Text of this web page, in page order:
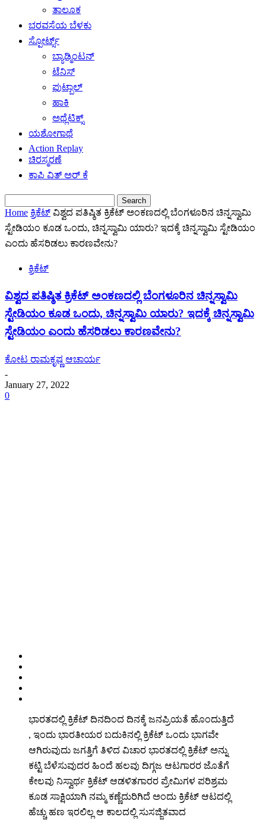
ತಾಲೂಕ
ಭರವಸೆಯ ಬೆಳಕು
ಸ್ಪೋರ್ಟ್ಸ್
ಬ್ಯಾಡ್ಮಿಂಟನ್
ಟೆನಿಸ್
ಫುಟ್ಬಾಲ್
ಹಾಕಿ
ಅಥ್ಲೆಟಿಕ್ಸ್
ಯಶೋಗಾಥೆ
Action Replay
ಚಿರಸ್ಮರಣೆ
ಕಾಫಿ ವಿತ್ ಅರ್ ಕೆ
Home ಕ್ರಿಕೆಟ್ ವಿಶ್ವದ ಪತಿಷ್ಠಿತ ಕ್ರಿಕೆಟ್ ಅಂಕಣದಲ್ಲಿ ಬೆಂಗಳೂರಿನ ಚಿನ್ನಸ್ವಾಮಿ
ಸ್ಟೇಡಿಯಂ ಕೂಡ ಒಂದು, ಚಿನ್ನಸ್ವಾಮಿ ಯಾರು? ಇದಕ್ಕೆ ಚಿನ್ನಸ್ವಾಮಿ ಸ್ಟೇಡಿಯಂ
ಎಂದು ಹೆಸರಿಡಲು ಕಾರಣವೇನು?
ಕ್ರಿಕೆಟ್
ವಿಶ್ವದ ಪತಿಷ್ಠಿತ ಕ್ರಿಕೆಟ್ ಅಂಕಣದಲ್ಲಿ ಬೆಂಗಳೂರಿನ ಚಿನ್ನಸ್ವಾಮಿ
ಸ್ಟೇಡಿಯಂ ಕೂಡ ಒಂದು, ಚಿನ್ನಸ್ವಾಮಿ ಯಾರು? ಇದಕ್ಕೆ ಚಿನ್ನಸ್ವಾಮಿ
ಸ್ಟೇಡಿಯಂ ಎಂದು ಹೆಸರಿಡಲು ಕಾರಣವೇನು?
ಕೋಟ ರಾಮಕೃಷ್ಣ ಆಚಾರ್ಯ
-
January 27, 2022
0
ಭಾರತದಲ್ಲಿ ಕ್ರಿಕೆಟ್ ದಿನದಿಂದ ದಿನಕ್ಕೆ ಜನಪ್ರಿಯತೆ ಹೊಂದುತ್ತಿದೆ
, ಇಂದು ಭಾರತೀಯರ ಬದುಕಿನಲ್ಲಿ ಕ್ರಿಕೆಟ್ ಒಂದು ಭಾಗವೇ
ಆಗಿರುವುದು ಜಗತ್ತಿಗೆ ತಿಳಿದ ವಿಚಾರ ಭಾರತದಲ್ಲಿ ಕ್ರಿಕೆಟ್ ಅನ್ನು
ಕಟ್ಟಿ ಬೆಳೆಸುವುದರ ಹಿಂದೆ ಹಲವು ದಿಗ್ಗಜ ಆಟಗಾರರ ಜೊತೆಗೆ
ಕೇಲವು ನಿಸ್ವಾರ್ಥ ಕ್ರಿಕೆಟ್ ಆಡಳಿತಗಾರರ ಪ್ರೇಮಿಗಳ ಪರಿಶ್ರಮ
ಕೂಡ ಸಾಕ್ಷಿಯಾಗಿ ನಮ್ಮ ಕಣ್ಣೆದುರಿಗಿದೆ ಅಂದು ಕ್ರಿಕೆಟ್ ಆಟದಲ್ಲಿ
ಹೆಚ್ಚು ಹಣ ಇರಲಿಲ್ಲ ಆ ಕಾಲದಲ್ಲಿ ಸುಸಜ್ಜಿತವಾದ